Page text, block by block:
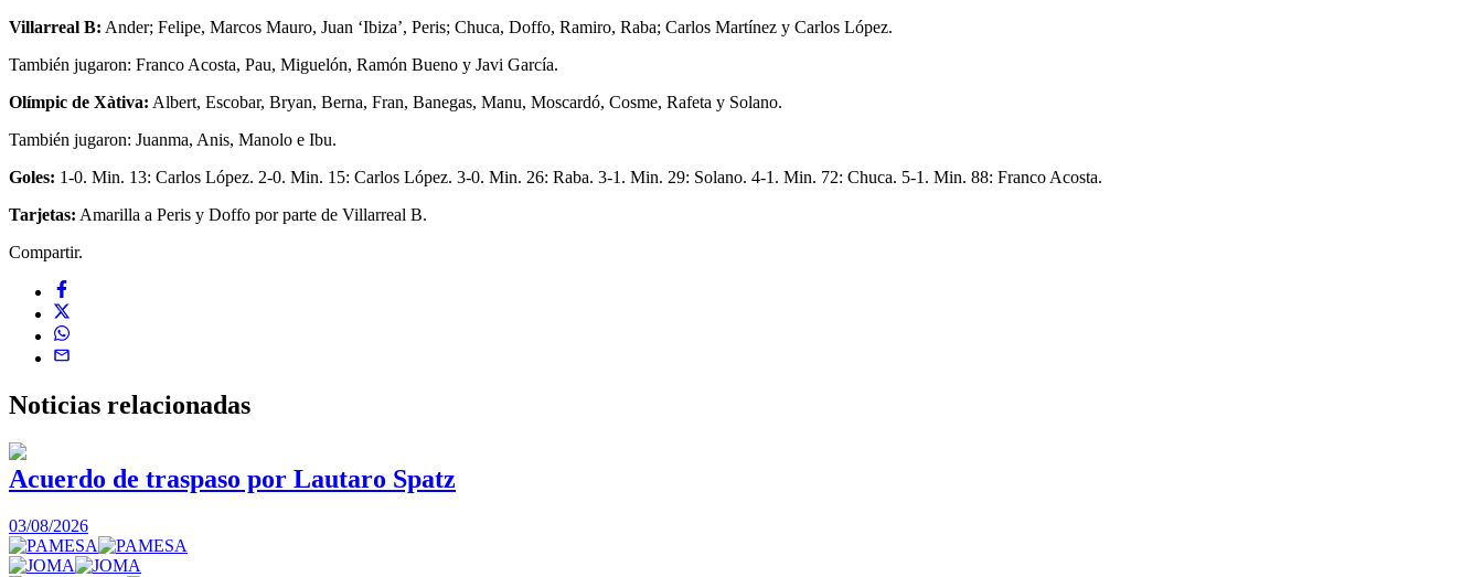
Villarreal B: Ander; Felipe, Marcos Mauro, Juan ‘Ibiza’, Peris; Chuca, Doffo, Ramiro, Raba; Carlos Martínez y Carlos López.
También jugaron: Franco Acosta, Pau, Miguelón, Ramón Bueno y Javi García.
Olímpic de Xàtiva: Albert, Escobar, Bryan, Berna, Fran, Banegas, Manu, Moscardó, Cosme, Rafeta y Solano.
También jugaron: Juanma, Anis, Manolo e Ibu.
Goles: 1-0. Min. 13: Carlos López. 2-0. Min. 15: Carlos López. 3-0. Min. 26: Raba. 3-1. Min. 29: Solano. 4-1. Min. 72: Chuca. 5-1. Min. 88: Franco Acosta.
Tarjetas: Amarilla a Peris y Doffo por parte de Villarreal B.
Compartir.
Noticias relacionadas
Acuerdo de traspaso por Lautaro Spatz
03/08/2026